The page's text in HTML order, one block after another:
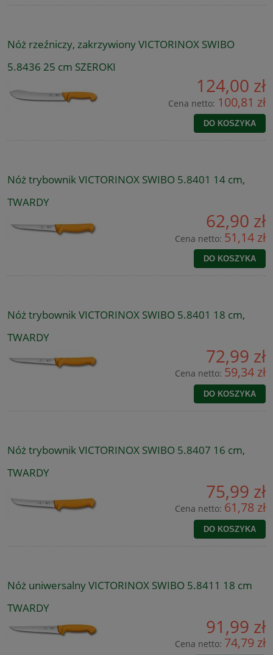
Nóż rzeźniczy, zakrzywiony VICTORINOX SWIBO
5.8436 25 cm SZEROKI
124,00 zł
Cena netto: 100,81 zł
DO KOSZYKA
Nóż trybownik VICTORINOX SWIBO 5.8401 14 cm,
TWARDY
62,90 zł
Cena netto: 51,14 zł
DO KOSZYKA
Nóż trybownik VICTORINOX SWIBO 5.8401 18 cm,
TWARDY
72,99 zł
Cena netto: 59,34 zł
DO KOSZYKA
Nóż trybownik VICTORINOX SWIBO 5.8407 16 cm,
TWARDY
75,99 zł
Cena netto: 61,78 zł
DO KOSZYKA
Nóż uniwersalny VICTORINOX SWIBO 5.8411 18 cm
TWARDY
91,99 zł
Cena netto: 74,79 zł